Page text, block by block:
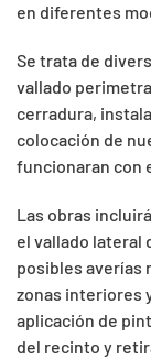
en diferentes
Se trata de
vallado
cerradura,
colocación de
funcionaran con
Las obras
el vallado lateral
posibles averías
zonas interiores
aplicación de
del recinto y